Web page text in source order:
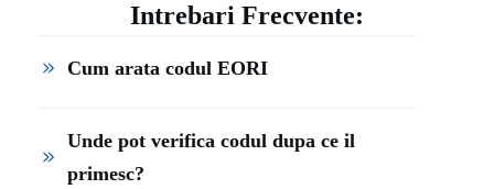
Intrebari Frecvente:
Cum arata codul EORI
Unde pot verifica codul dupa ce il
primesc?